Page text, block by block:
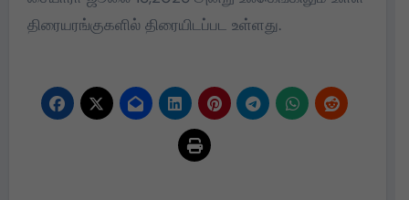
திரையரங்குகளில் திரையிடப்பட உள்ளது.